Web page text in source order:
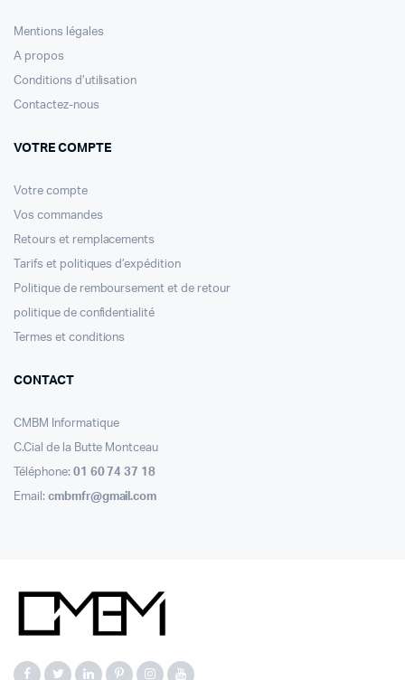
Mentions légales
A propos
Conditions d’utilisation
Contactez-nous
VOTRE COMPTE
Votre compte
Vos commandes
Retours et remplacements
Tarifs et politiques d’expédition
Politique de remboursement et de retour
politique de confidentialité
Termes et conditions
CONTACT
CMBM Informatique
C.Cial de la Butte Montceau
Téléphone: 01 60 74 37 18
Email: cmbmfr@gmail.com